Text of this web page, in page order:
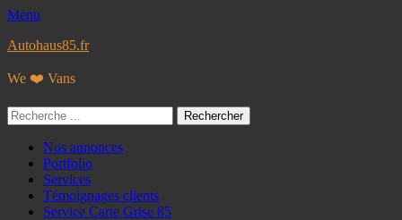
Menu
Autohaus85.fr
We ❤️ Vans
Rechercher :
mail
Menu
principal
Aller
contenu
Nos annonces
Portfolio
Services
Témoignages clients
Service Carte Grise 85